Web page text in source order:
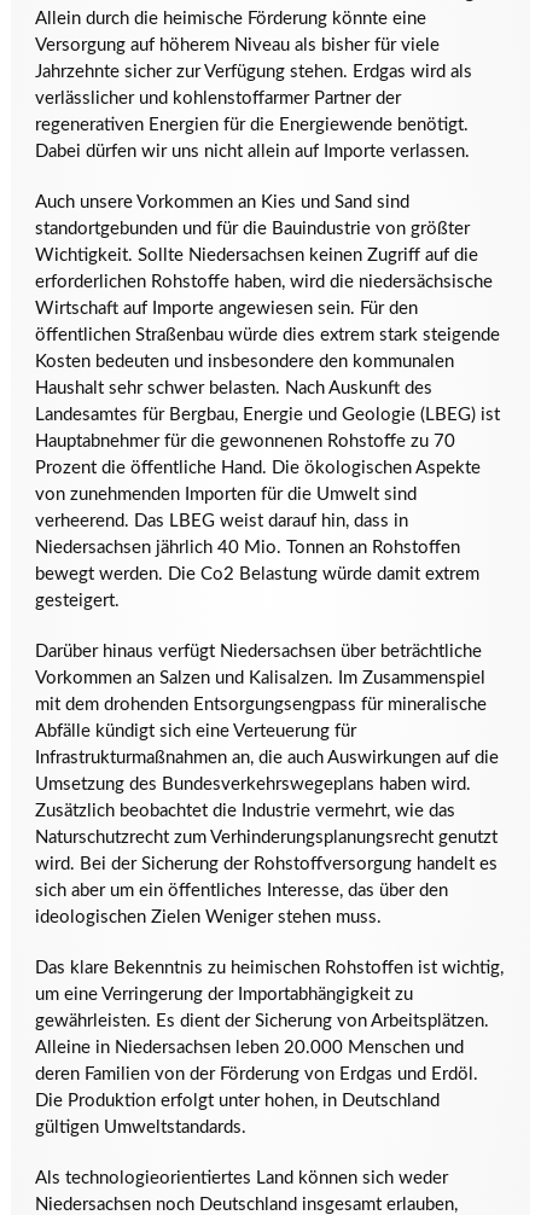
Allein durch die heimische Förderung könnte eine
Versorgung auf höherem Niveau als bisher für viele
Jahrzehnte sicher zur Verfügung stehen. Erdgas wird als
verlässlicher und kohlenstoffarmer Partner der
regenerativen Energien für die Energiewende benötigt.
Dabei dürfen wir uns nicht allein auf Importe verlassen.
Auch unsere Vorkommen an Kies und Sand sind
standortgebunden und für die Bauindustrie von größter
Wichtigkeit. Sollte Niedersachsen keinen Zugriff auf die
erforderlichen Rohstoffe haben, wird die niedersächsische
Wirtschaft auf Importe angewiesen sein. Für den
öffentlichen Straßenbau würde dies extrem stark steigende
Kosten bedeuten und insbesondere den kommunalen
Haushalt sehr schwer belasten. Nach Auskunft des
Landesamtes für Bergbau, Energie und Geologie (LBEG) ist
Hauptabnehmer für die gewonnenen Rohstoffe zu 70
Prozent die öffentliche Hand. Die ökologischen Aspekte
von zunehmenden Importen für die Umwelt sind
verheerend. Das LBEG weist darauf hin, dass in
Niedersachsen jährlich 40 Mio. Tonnen an Rohstoffen
bewegt werden. Die Co2 Belastung würde damit extrem
gesteigert.
Darüber hinaus verfügt Niedersachsen über beträchtliche
Vorkommen an Salzen und Kalisalzen. Im Zusammenspiel
mit dem drohenden Entsorgungsengpass für mineralische
Abfälle kündigt sich eine Verteuerung für
Infrastrukturmaßnahmen an, die auch Auswirkungen auf die
Umsetzung des Bundesverkehrswegeplans haben wird.
Zusätzlich beobachtet die Industrie vermehrt, wie das
Naturschutzrecht zum Verhinderungsplanungsrecht genutzt
wird. Bei der Sicherung der Rohstoffversorgung handelt es
sich aber um ein öffentliches Interesse, das über den
ideologischen Zielen Weniger stehen muss.
Das klare Bekenntnis zu heimischen Rohstoffen ist wichtig,
um eine Verringerung der Importabhängigkeit zu
gewährleisten. Es dient der Sicherung von Arbeitsplätzen.
Alleine in Niedersachsen leben 20.000 Menschen und
deren Familien von der Förderung von Erdgas und Erdöl.
Die Produktion erfolgt unter hohen, in Deutschland
gültigen Umweltstandards.
Als technologieorientiertes Land können sich weder
Niedersachsen noch Deutschland insgesamt erlauben,